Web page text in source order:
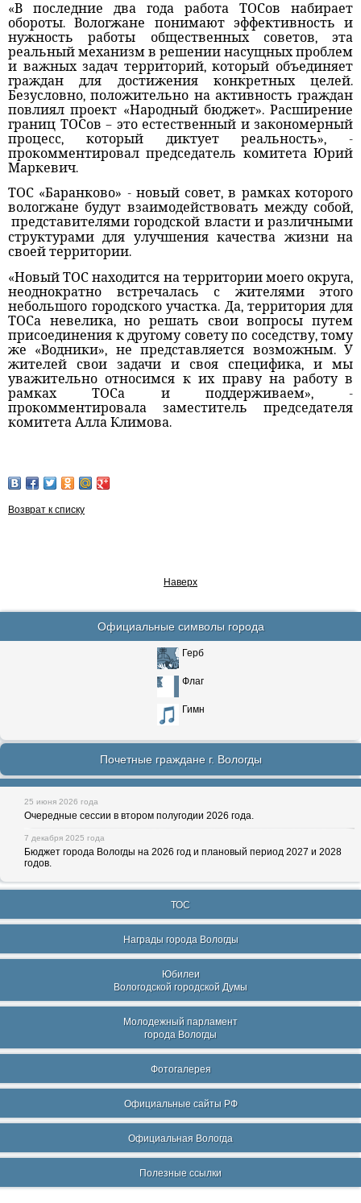
«В последние два года работа ТОСов набирает
обороты. Вологжане понимают эффективность и
нужность работы общественных советов, эта
реальный механизм в решении насущных проблем
и важных задач территорий, который объединяет
граждан для достижения конкретных целей.
Безусловно, положительно на активность граждан
повлиял проект «Народный бюджет». Расширение
границ ТОСов – это естественный и закономерный
процесс, который диктует реальность», -
прокомментировал председатель комитета Юрий
Маркевич.
ТОС «Баранково» - новый совет, в рамках которого
вологжане будут взаимодействовать между собой,
представителями городской власти и различными
структурами для улучшения качества жизни на
своей территории.
«Новый ТОС находится на территории моего округа,
неоднократно встречалась с жителями этого
небольшого городского участка. Да, территория для
ТОСа невелика, но решать свои вопросы путем
присоединения к другому совету по соседству, тому
же «Водники», не представляется возможным. У
жителей свои задачи и своя специфика, и мы
уважительно относимся к их праву на работу в
рамках ТОСа и поддерживаем», -
прокомментировала заместитель председателя
комитета Алла Климова.
Возврат к списку
Наверх
Официальные символы города
Герб
Флаг
Гимн
Почетные граждане г. Вологды
25 июня 2026 года
Очередные сессии в втором полугодии 2026 года.
7 декабря 2025 года
Бюджет города Вологды на 2026 год и плановый период 2027 и 2028
годов.
ТОС
Награды города Вологды
Юбилеи
Вологодской городской Думы
Молодежный парламент
города Вологды
Фотогалерея
Официальные сайты РФ
Официальная Вологда
Полезные ссылки